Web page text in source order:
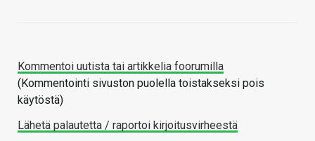
Kommentoi uutista tai artikkelia foorumilla
(Kommentointi sivuston puolella toistakseksi pois
käytöstä)
Lähetä palautetta / raportoi kirjoitusvirheestä